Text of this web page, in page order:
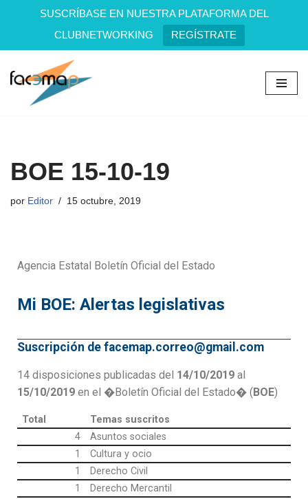
SUSCRÍBASE EN NUESTRA PLATAFORMA DEL
CLUBNETWORKING
REGÍSTRATE
Saltar
BOE 15-10-19
por Editor 15 octubre, 2019
Agencia Estatal Boletín Oficial del Estado
Mi BOE: Alertas legislativas
Suscripción de facemap.correo@gmail.com
14 disposiciones publicadas del 14/10/2019 al
15/10/2019 en el �Boletín Oficial del Estado� ( BOE)
Total
Temas suscritos
4
Asuntos sociales
1
Cultura y ocio
1
Derecho Civil
1
Derecho Mercantil